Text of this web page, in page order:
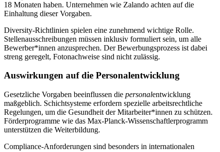
18 Monaten haben. Unternehmen wie Zalando achten auf die
Einhaltung dieser Vorgaben.
Diversity-Richtlinien spielen eine zunehmend wichtige Rolle.
Stellenausschreibungen müssen inklusiv formuliert sein, um alle
Bewerber*innen anzusprechen. Der Bewerbungsprozess ist dabei
streng geregelt, Fotonachweise sind nicht zulässig.
Auswirkungen auf die Personalentwicklung
Gesetzliche Vorgaben beeinflussen die personalentwicklung
maßgeblich. Schichtsysteme erfordern spezielle arbeitsrechtliche
Regelungen, um die Gesundheit der Mitarbeiter*innen zu schützen.
Förderprogramme wie das Max-Planck-Wissenschaftlerprogramm
unterstützen die Weiterbildung.
Compliance-Anforderungen sind besonders in internationalen